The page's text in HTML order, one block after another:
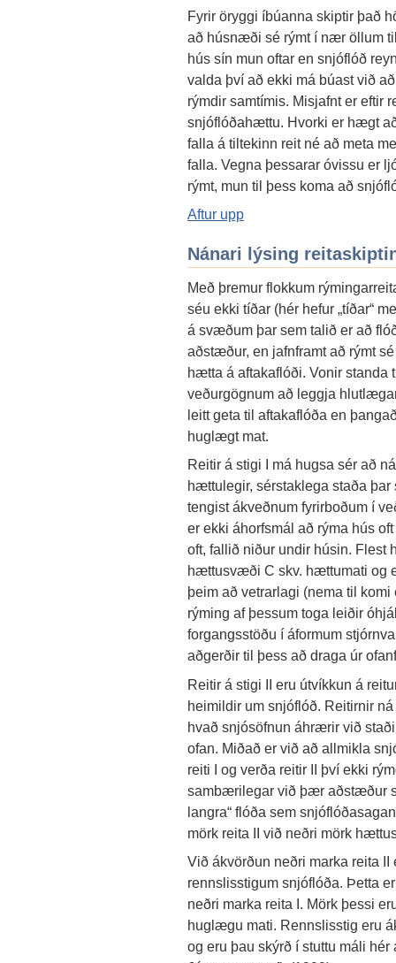
Fyrir öryggi íbúanna skiptir það
að húsnæði sé rýmt í nær öllum
hús sín mun oftar en snjóflóð
valda því að ekki má búast við
rýmdir samtímis. Misjafnt er eftir
snjóflóðahættu. Hvorki er hægt
falla á tiltekinn reit né að meta
falla. Vegna þessarar óvissu er
rýmt, mun til þess koma að
Aftur upp
Nánari lýsing
Með þremur flokkum
séu ekki tíðar (hér hefur „tíðar“
á svæðum þar sem talið er að
aðstæður, en jafnframt að rýmt
hætta á aftakaflóði. Vonir
veðurgögnum að leggja
leitt geta til aftakaflóða en
huglægt mat.
Reitir á stigi I má hugsa sér að
hættulegir, sérstaklega staða
tengist ákveðnum fyrirboðum í
er ekki áhorfsmál að rýma hús
oft, fallið niður undir húsin. Flest
hættusvæði C skv. hættumati og
þeim að vetrarlagi (nema til
rýming af þessum toga leiðir
forgangsstöðu í áformum
aðgerðir til þess að draga úr
Reitir á stigi II eru útvíkkun á
heimildir um snjóflóð. Reitirnir
hvað snjósöfnun áhrærir við
ofan. Miðað er við að allmikla
reiti I og verða reitir II því ekki
sambærilegar við þær aðstæður
langra“ flóða sem
mörk reita II við neðri mörk
Við ákvörðun neðri marka reita
rennslisstigum snjóflóða. Þetta
neðri marka reita I. Mörk þessi
huglægu mati. Rennslisstig eru
og eru þau skýrð í stuttu máli